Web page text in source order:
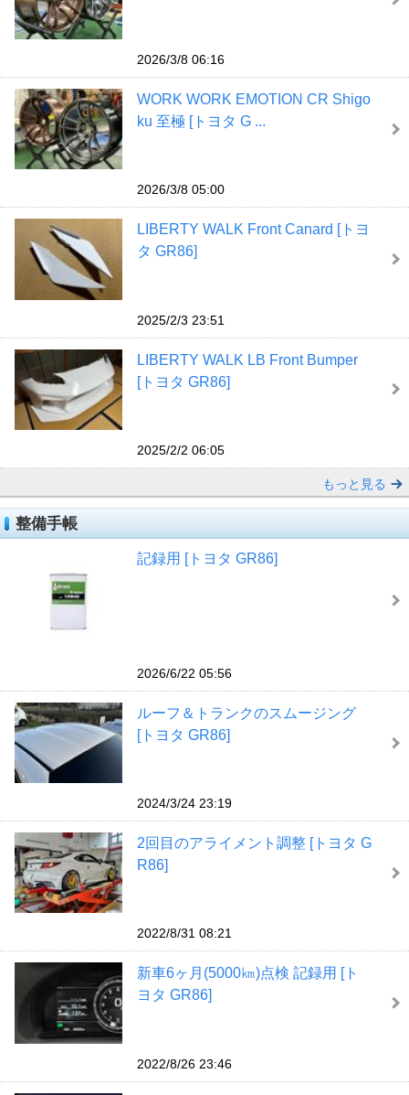
2026/3/8 06:16
WORK WORK EMOTION CR Shigo
ku 至極 [トヨタ G ...
2026/3/8 05:00
LIBERTY WALK Front Canard [トヨ
タ GR86]
2025/2/3 23:51
LIBERTY WALK LB Front Bumper
[トヨタ GR86]
2025/2/2 06:05
もっと見る
整備手帳
記録用 [トヨタ GR86]
2026/6/22 05:56
ルーフ＆トランクのスムージング
[トヨタ GR86]
2024/3/24 23:19
2回目のアライメント調整 [トヨタ G
R86]
2022/8/31 08:21
新車6ヶ月(5000㎞)点検 記録用 [ト
ヨタ GR86]
2022/8/26 23:46